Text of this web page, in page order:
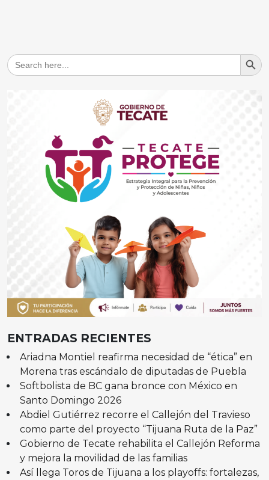
Search
for:
Search
ENTRADAS RECIENTES
Ariadna Montiel reafirma necesidad de “ética” en
Morena tras escándalo de diputadas de Puebla
Softbolista de BC gana bronce con México en
Santo Domingo 2026
Abdiel Gutiérrez recorre el Callejón del Travieso
como parte del proyecto “Tijuana Ruta de la Paz”
Gobierno de Tecate rehabilita el Callejón Reforma
y mejora la movilidad de las familias
Así llega Toros de Tijuana a los playoffs: fortalezas,